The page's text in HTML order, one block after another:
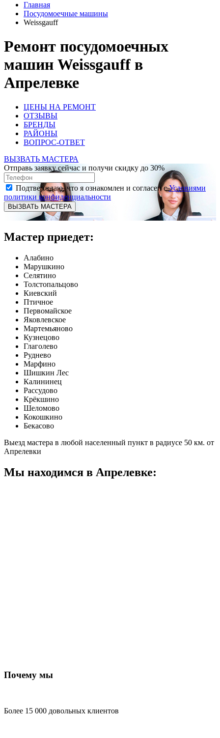
Главная
Посудомоечные машины
Weissgauff
Ремонт посудомоечных
машин Weissgauff в
Апрелевке
ЦЕНЫ НА РЕМОНТ
ОТЗЫВЫ
БРЕНДЫ
РАЙОНЫ
ВОПРОС-ОТВЕТ
ВЫЗВАТЬ МАСТЕРА
Отправь заявку сейчас и получи скидку до 30%
Подтверждаю, что я ознакомлен и согласен сУсловиями
политики конфиденциальности
ВЫЗВАТЬ МАСТЕРА
Мастер приедет:
Алабино
Марушкино
Селятино
Толстопальцово
Киевский
Птичное
Первомайское
Яковлевское
Мартемьяново
Кузнецово
Глаголево
Руднево
Марфино
Шишкин Лес
Калининец
Рассудово
Крёкшино
Шеломово
Кокошкино
Бекасово
Выезд мастера в любой населенный пункт в радиусе 50 км. от
Апрелевки
Мы находимся в Апрелевке:
Почему мы
Более 15 000 довольных клиентов